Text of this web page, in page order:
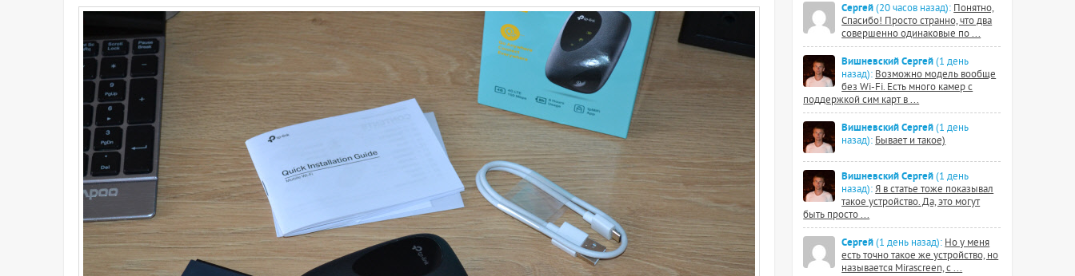
Сергей (20 часов назад): Понятно,
Спасибо! Просто странно, что два
совершенно одинаковые по ...
Вишневский Сергей (1 день
назад): Возможно модель вообще
без Wi-Fi. Есть много камер с
поддержкой сим карт в ...
Вишневский Сергей (1 день
назад): Бывает и такое)
Вишневский Сергей (1 день
назад): Я в статье тоже показывал
такое устройство. Да, это могут
быть просто ...
Сергей (1 день назад): Но у меня
есть точно такое же устройство, но
называется Mirascreen, с ...